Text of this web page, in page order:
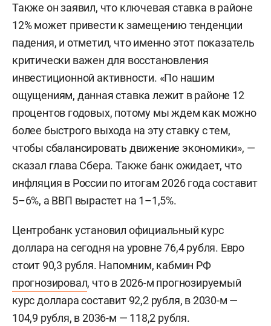
Также он заявил, что ключевая ставка в районе
12% может привести к замещению тенденции
падения, и отметил, что именно этот показатель
критически важен для восстановления
инвестиционной активности. «По нашим
ощущениям, данная ставка лежит в районе 12
процентов годовых, потому мы ждем как можно
более быстрого выхода на эту ставку с тем,
чтобы сбалансировать движение экономики», —
сказал глава Сбера. Также банк ожидает, что
инфляция в России по итогам 2026 года составит
5–6%, а ВВП вырастет на 1–1,5%.
Центробанк установил официальный курс
доллара на сегодня на уровне 76,4 рубля. Евро
стоит 90,3 рубля. Напомним, кабмин РФ
прогнозировал, что в 2026-м прогнозируемый
курс доллара составит 92,2 рубля, в 2030-м —
104,9 рубля, в 2036-м — 118,2 рубля.